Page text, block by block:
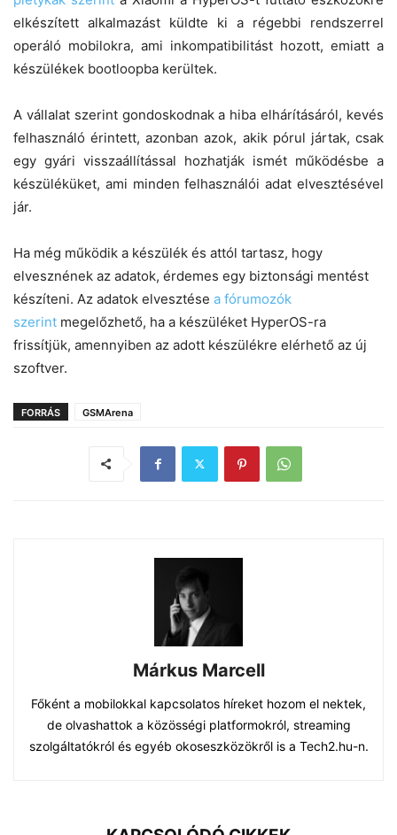
elkészített alkalmazást küldte ki a régebbi rendszerrel
operáló mobilokra, ami inkompatibilitást hozott, emiatt a
készülékek bootloopba kerültek.
A vállalat szerint gondoskodnak a hiba elhárításáról, kevés
felhasználó érintett, azonban azok, akik pórul jártak, csak
egy gyári visszaállítással hozhatják ismét működésbe a
készüléküket, ami minden felhasználói adat elvesztésével
jár.
Ha még működik a készülék és attól tartasz, hogy
elvesznének az adatok, érdemes egy biztonsági mentést
készíteni. Az adatok elvesztése a fórumozók
szerint megelőzhető, ha a készüléket HyperOS-ra
frissítjük, amennyiben az adott készülékre elérhető az új
szoftver.
FORRÁS GSMArena
Márkus Marcell
Főként a mobilokkal kapcsolatos híreket hozom el nektek,
de olvashattok a közösségi platformokról, streaming
szolgáltatókról és egyéb okoseszközökről is a Tech2.hu-n.